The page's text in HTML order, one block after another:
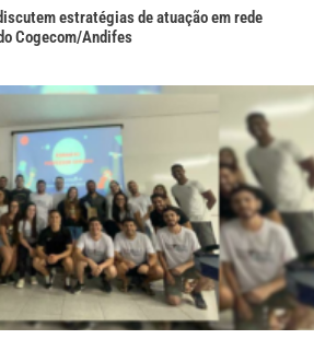
estratégias de atuação em rede
Cogecom/Andifes